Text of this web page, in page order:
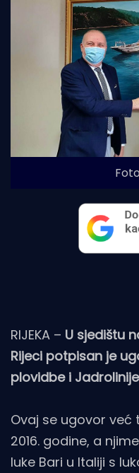
RIJEKA – U sjedištu
Rijeci potpisan je
plovidbe i
Ovaj se ugovor
2016. godine, a
luke Bari u Italiji s